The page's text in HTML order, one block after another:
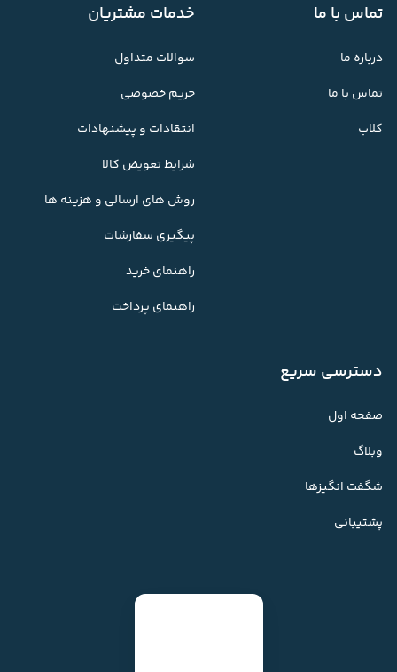
تماس با ما
درباره ما
تماس با ما
کلاب
خدمات مشتریان
سوالات متداول
حریم خصوصی
انتقادات و پیشنهادات
شرایط تعویض کالا
روش های ارسالی و هزینه ها
پیگیری سفارشات
راهنمای خرید
راهنمای پرداخت
دسترسی سریع
صفحه اول
وبلاگ
شگفت انگیزها
پشتیبانی